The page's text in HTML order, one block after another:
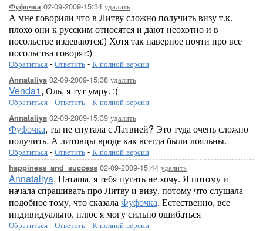
Фуфочка 02-09-2009-15:34 удалить
А мне говорили что в Литву сложно получить визу т.к.
плохо они к русским относятся и дают неохотно и в
посольстве издеваются:) Хотя так наверное почти про все
посольства говорят:)
Обратиться - Ответить - К полной версии
Annataliya 02-09-2009-15:38 удалить
Venda1, Оль, я тут умру. :(
Обратиться - Ответить - К полной версии
Annataliya 02-09-2009-15:39 удалить
Фуфочка, ты не спутала с Латвией? Это туда очень сложно
получить. А литовцы вроде как всегда были лояльны.
Обратиться - Ответить - К полной версии
happiness_and_success 02-09-2009-15:44 удалить
Annataliya, Наташа, я тебя пугать не хочу. Я потому и
начала спрашивать про Литву и визу, потому что слушала
подобное тому, что сказалаФуфочка. Естественно, все
индивидуально, плюс я могу сильно ошибаться
Обратиться - Ответить - К полной версии